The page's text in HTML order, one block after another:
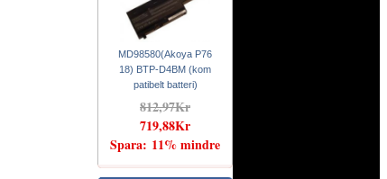
MD98580(Akoya P76
18) BTP-D4BM (kom
patibelt batteri)
812,97Kr
719,88Kr
Spara: 11% mindre